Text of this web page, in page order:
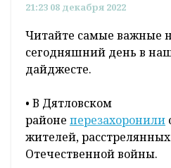
21:23 08 декабря 2022
Читайте самые важные
сегодняшний день в
дайджесте.
• В Дятловском
районе перезахоронили
жителей,
Отечественной войны.